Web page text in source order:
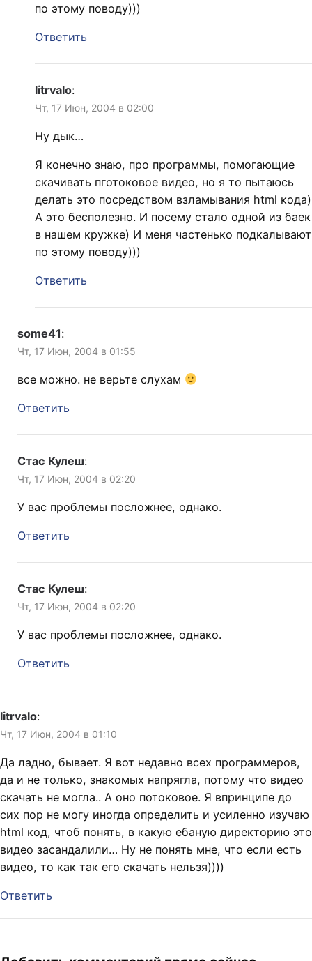
по этому поводу)))
Ответить
litrvalo:
Чт, 17 Июн, 2004 в 02:00
Ну дык…
Я конечно знаю, про программы, помогающие
скачивать пготоковое видео, но я то пытаюсь
делать это посредством взламывания html кода)
А это бесполезно. И посему стало одной из баек
в нашем кружке) И меня частенько подкалывают
по этому поводу)))
Ответить
some41:
Чт, 17 Июн, 2004 в 01:55
все можно. не верьте слухам
Ответить
Стас Кулеш:
Чт, 17 Июн, 2004 в 02:20
У вас проблемы посложнее, однако.
Ответить
Стас Кулеш:
Чт, 17 Июн, 2004 в 02:20
У вас проблемы посложнее, однако.
Ответить
litrvalo:
Чт, 17 Июн, 2004 в 01:10
Да ладно, бывает. Я вот недавно всех программеров,
да и не только, знакомых напрягла, потому что видео
скачать не могла.. А оно потоковое. Я впринципе до
сих пор не могу иногда определить и усиленно изучаю
html код, чтоб понять, в какую ебаную директорию это
видео засандалили… Ну не понять мне, что если есть
видео, то как так его скачать нельзя))))
Ответить